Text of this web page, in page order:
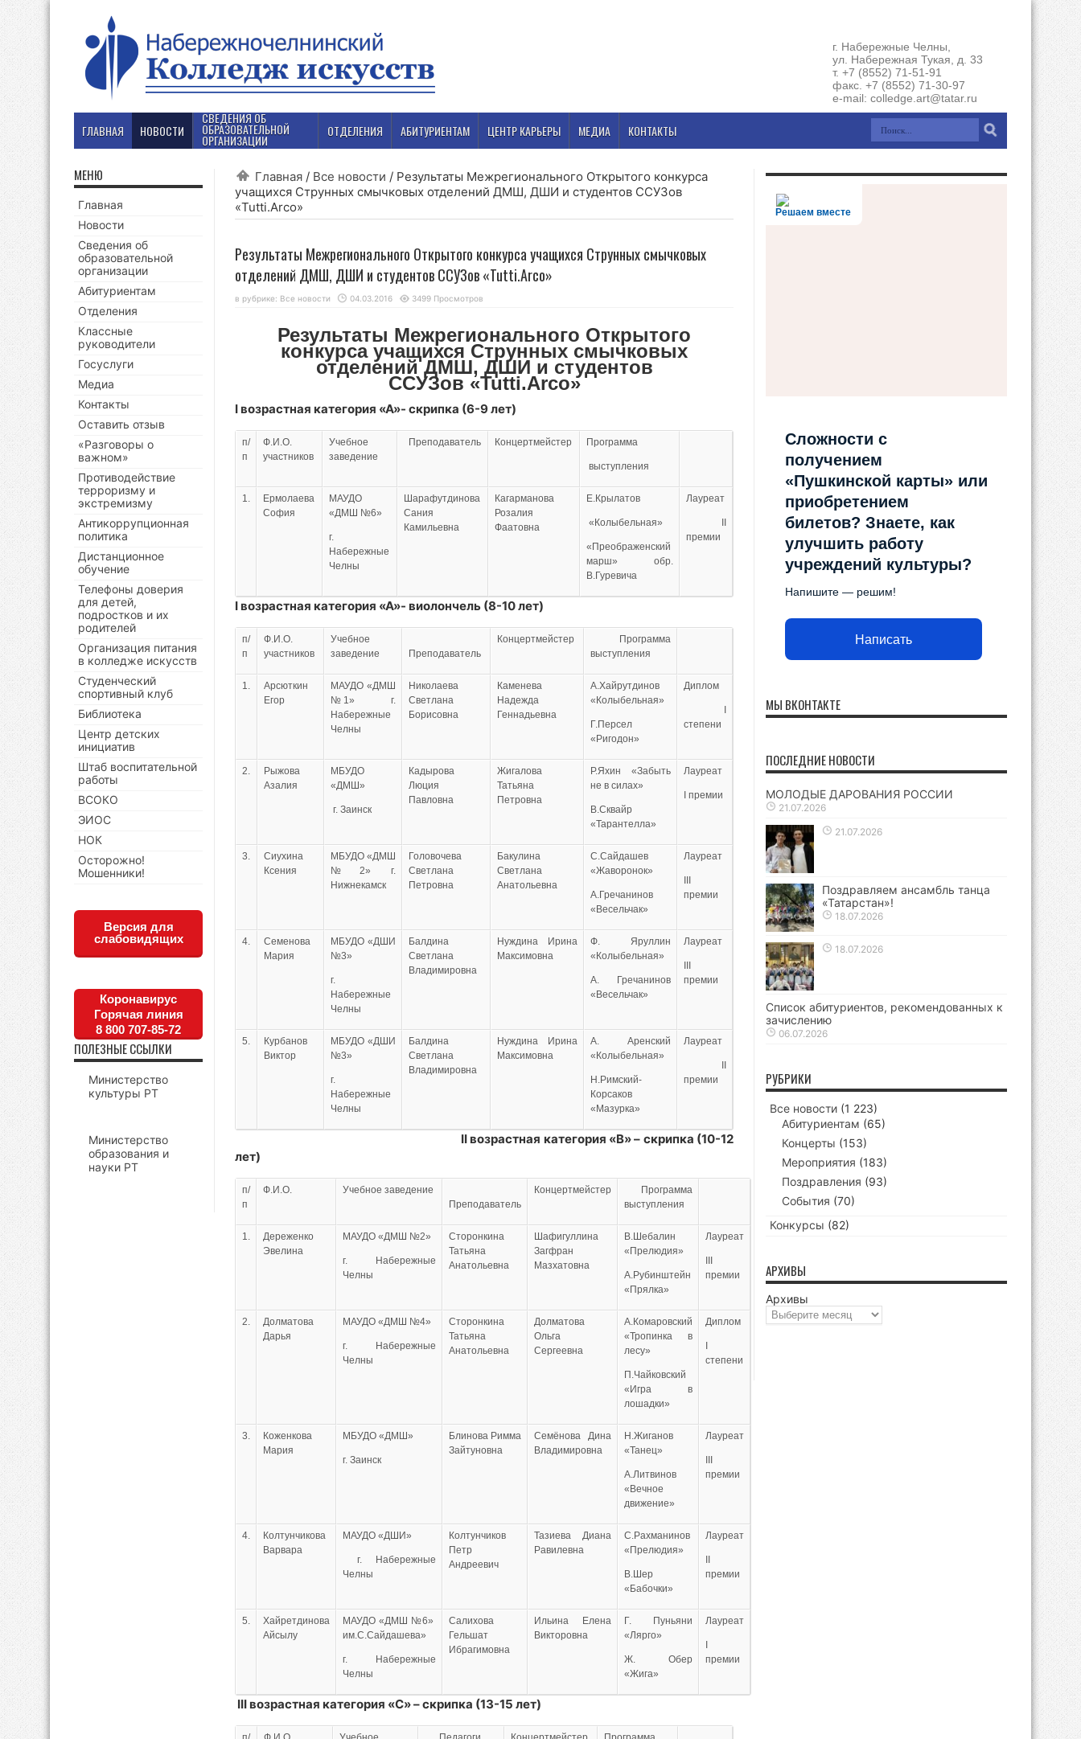
г. Набережные Челны,
ул. Набережная Тукая, д. 33
т. +7 (8552) 71-51-91
факс. +7 (8552) 71-30-97
e-mail: colledge.art@tatar.ru
ГЛАВНАЯ НОВОСТИ
СВЕДЕНИЯ ОБ
ОБРАЗОВАТЕЛЬНОЙ
ОРГАНИЗАЦИИ
ОТДЕЛЕНИЯ АБИТУРИЕНТАМ ЦЕНТР КАРЬЕРЫ МЕДИА КОНТАКТЫ
Главная / Все новости / Результаты Межрегионального Открытого конкурса
учащихся Струнных смычковых отделений ДМШ, ДШИ и студентов ССУЗов
«Tutti.Arco»
Результаты Межрегионального Открытого конкурса учащихся Струнных смычковых
отделений ДМШ, ДШИ и студентов ССУЗов «Tutti.Arco»
в рубрике: Все новости 04.03.2016 3499 Просмотров
Результаты Межрегионального Открытого
конкурса учащихся Струнных смычковых
отделенийДМШ, ДШИ и студентов
ССУЗов «Tutti.Arco»
I возрастная категория «А»- скрипка (6-9 лет)
п/
п
Ф.И.О.
участников
Учебное
заведение
Преподаватель Концертмейстер Программа
выступления
1.
Ермолаева
София
МАУДО
«ДМШ №6»
г.
Набережные
Челны
Шарафутдинова
Сания
Камильевна
Кагарманова
Розалия
Фаатовна
Е.Крылатов
«Колыбельная»
«Преображенский
марш» обр.
В.Гуревича
Лауреат
премии
I возрастная категория «А»- виолончель (8-10 лет)
п/
п
Ф.И.О.
участников
Учебное
заведение
Преподаватель
Концертмейстер
Программа
выступления
1.
Арсюткин
Егор
МАУДО «ДМШ
№1» г.
Набережные
Челны
Николаева
Светлана
Борисовна
Каменева
Надежда
Геннадьевна
А.Хайрутдинов
«Колыбельная»
Г.Персел
«Ригодон»
Диплом
степени
2.
Рыжова
Азалия
МБУДО
«ДМШ»
г. Заинск
Кадырова
Люция
Павловна
Жигалова
Татьяна
Петровна
Р.Яхин «Забыть
не в силах»
В.Сквайр
«Тарантелла»
Лауреат
I премии
3.
Сиухина
Ксения
МБУДО «ДМШ
№2» г.
Нижнекамск
Головочева
Светлана
Петровна
Бакулина
Светлана
Анатольевна
С.Сайдашев
«Жаворонок»
А.Гречанинов
«Весельчак»
Лауреат
премии
4.
Семенова
Мария
МБУДО «ДШИ
№3»
г.
Набережные
Челны
Балдина
Светлана
Владимировна
Нуждина Ирина
Максимовна
Ф. Яруллин
«Колыбельная»
А. Гречанинов
«Весельчак»
Лауреат
премии
5.
Курбанов
Виктор
МБУДО «ДШИ
№3»
г.
Набережные
Челны
Балдина
Светлана
Владимировна
Нуждина Ирина
Максимовна
А. Аренский
«Колыбельная»
Н.Римский-
Корсаков
«Мазурка»
Лауреат
премии
II возрастная категория «В» – скрипка (10-12
лет)
п/
п
Ф.И.О.
Учебное заведение
Преподаватель
Концертмейстер
Программа
выступления
1.
Дереженко
Эвелина
МАУДО «ДМШ №2»
г. Набережные
Челны
Сторонкина
Татьяна
Анатольевна
Шафигуллина
Загфран
Мазхатовна
В.Шебалин
«Прелюдия»
А.Рубинштейн
«Прялка»
Лауреат
премии
2.
Долматова
Дарья
МАУДО «ДМШ №4»
г. Набережные
Челны
Сторонкина
Татьяна
Анатольевна
Долматова
Ольга
Сергеевна
А.Комаровский
«Тропинка в
лесу»
П.Чайковский
«Игра в
лошадки»
Диплом
степени
3.
Коженкова
Мария
МБУДО «ДМШ»
г. Заинск
Блинова Римма
Зайтуновна
Семёнова Дина
Владимировна
Н.Жиганов
«Танец»
А.Литвинов
«Вечное
движение»
Лауреат
премии
4.
Колтунчикова
Варвара
МАУДО «ДШИ»
г. Набережные
Челны
Колтунчиков
Петр
Андреевич
Тазиева Диана
Равилевна
С.Рахманинов
«Прелюдия»
В.Шер
«Бабочки»
Лауреат
премии
5.
Хайретдинова
Айсылу
МАУДО «ДМШ №6»
им.С.Сайдашева»
г. Набережные
Челны
Салихова
Гельшат
Ибрагимовна
Ильина Елена
Викторовна
Г. Пуньяни
«Лярго»
Ж. Обер
«Жига»
Лауреат
премии
III возрастная категория «С» – скрипка (13-15 лет)
МЕНЮ
Главная
Новости
Сведения об
образовательной
организации
Абитуриентам
Отделения
Классные
руководители
Госуслуги
Медиа
Контакты
Оставить отзыв
«Разговоры о
важном»
Противодействие
терроризму и
экстремизму
Антикоррупционная
политика
Дистанционное
обучение
Телефоны доверия
для детей,
подростков и их
родителей
Организация питания
в колледже искусств
Студенческий
спортивный клуб
Библиотека
Центр детских
инициатив
Штаб воспитательной
работы
ВСОКО
ЭИОС
НОК
Осторожно!
Мошенники!
Версия для
слабовидящих
Коронавирус
Горячая линия
8 800 707-85-72
ПОЛЕЗНЫЕ ССЫЛКИ
Министерство
культуры РТ
Министерство
образования и
науки РТ
Решаем вместе
Сложности с
получением
«Пушкинской карты» или
приобретением
билетов? Знаете, как
улучшить работу
учреждений культуры?
Напишите — решим!
Написать
МЫ ВКОНТАКТЕ
ПОСЛЕДНИЕ НОВОСТИ
МОЛОДЫЕ ДАРОВАНИЯ РОССИИ
21.07.2026
21.07.2026
Поздравляем ансамбль танца
«Татарстан»!
18.07.2026
18.07.2026
Список абитуриентов, рекомендованных к
зачислению
06.07.2026
РУБРИКИ
Все новости (1 223)
Абитуриентам (65)
Концерты (153)
Мероприятия (183)
Поздравления (93)
События (70)
Конкурсы (82)
АРХИВЫ
Архивы